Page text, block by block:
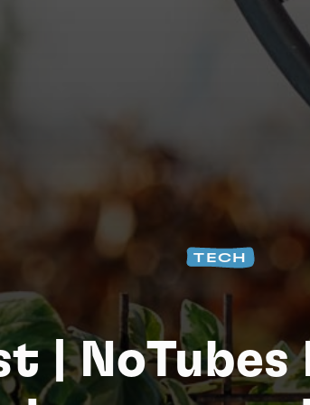
| NoTubes
TECH